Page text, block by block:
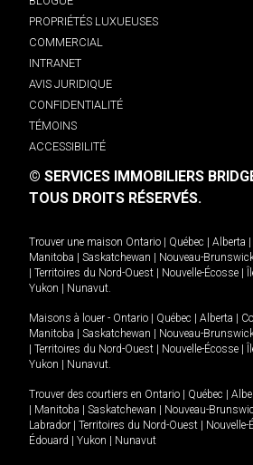
PROPRIÉTÉS LUXUEUSES
COMMERCIAL
INTRANET
AVIS JURIDIQUE
CONFIDENTIALITÉ
TÉMOINS
ACCESSIBILITÉ
© SERVICES IMMOBILIERS
TOUS DROITS RÉSERVÉS.
Trouver une maison Ontario Québec Alberta
Manitoba
Saskatchewan Nouveau-
Territoires du Nord-Ouest Nouvelle-Écosse
Yukon
Nunavut.
Maisons à louer - Ontario Québec Alberta
Manitoba
Saskatchewan Nouveau-
Territoires du Nord-Ouest Nouvelle-Écosse
Yukon
Nunavut.
Trouver des courtiers en Ontario Québec
Manitoba Saskatchewan Nouveau-
Labrador
Territoires du Nord-Ouest Nouvelle-
Édouard
Yukon Nunavut